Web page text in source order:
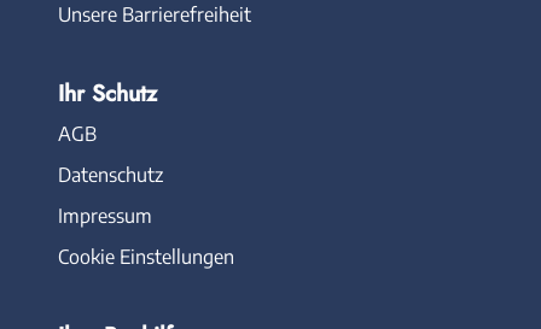
Unsere Barrierefreiheit
Ihr Schutz
AGB
Datenschutz
Impressum
Cookie Einstellungen